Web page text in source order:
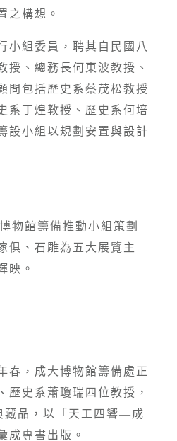
之構想。
小組委員，聘其自民國八
、總務長何東波教授、
問包括歷史系蔡茂松教授
系丁煌教授、歷史系何培
設小組以規劃安置與設計
物館籌備推動小組策劃
俱、石雕為五大展覽主
映。
春，成大博物館籌備處正
史系蕭瓊瑞四位教授，
藏品，以「天工四響—成
成專書出版。